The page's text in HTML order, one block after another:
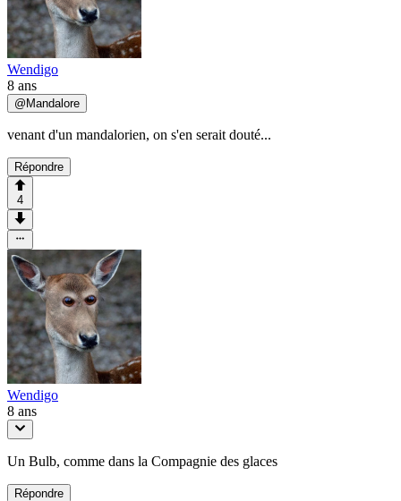
Wendigo
8 ans
@ Mandalore
venant d'un mandalorien, on s'en serait douté...
Répondre
4
Wendigo
8 ans
Un Bulb, comme dans la Compagnie des glaces
Répondre